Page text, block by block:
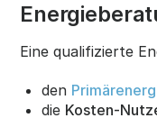
Eine qualifizierte
den
die Kosten-